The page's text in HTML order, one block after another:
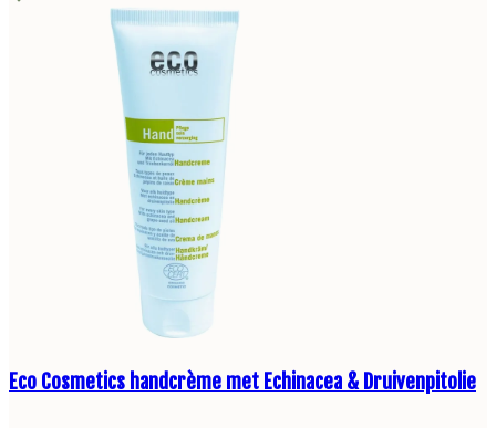
Eco Cosmetics handcrème met Echinacea & Druivenpitolie